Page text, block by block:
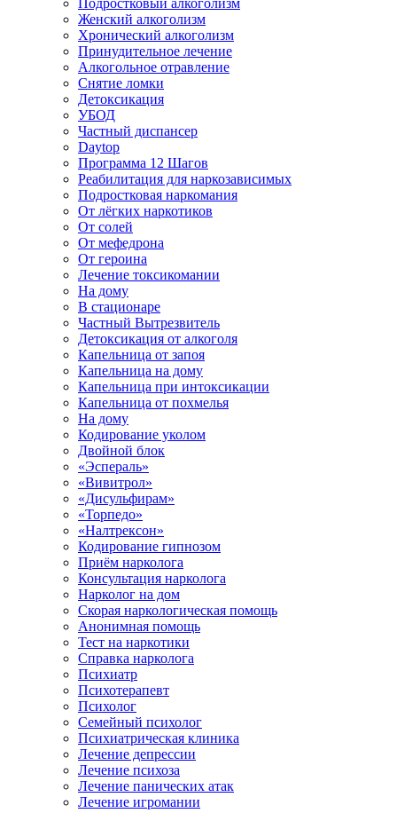
Подростковый алкоголизм
Женский алкоголизм
Хронический алкоголизм
Принудительное лечение
Алкогольное отравление
Снятие ломки
Детоксикация
УБОД
Частный диспансер
Daytop
Программа 12 Шагов
Реабилитация для наркозависимых
Подростковая наркомания
От лёгких наркотиков
От солей
От мефедрона
От героина
Лечение токсикомании
На дому
В стационаре
Частный Вытрезвитель
Детоксикация от алкоголя
Капельница от запоя
Капельница на дому
Капельница при интоксикации
Капельница от похмелья
На дому
Кодирование уколом
Двойной блок
«Эспераль»
«Вивитрол»
«Дисульфирам»
«Торпедо»
«Налтрексон»
Кодирование гипнозом
Приём нарколога
Консультация нарколога
Нарколог на дом
Скорая наркологическая помощь
Анонимная помощь
Тест на наркотики
Справка нарколога
Психиатр
Психотерапевт
Психолог
Семейный психолог
Психиатрическая клиника
Лечение депрессии
Лечение психоза
Лечение панических атак
Лечение игромании